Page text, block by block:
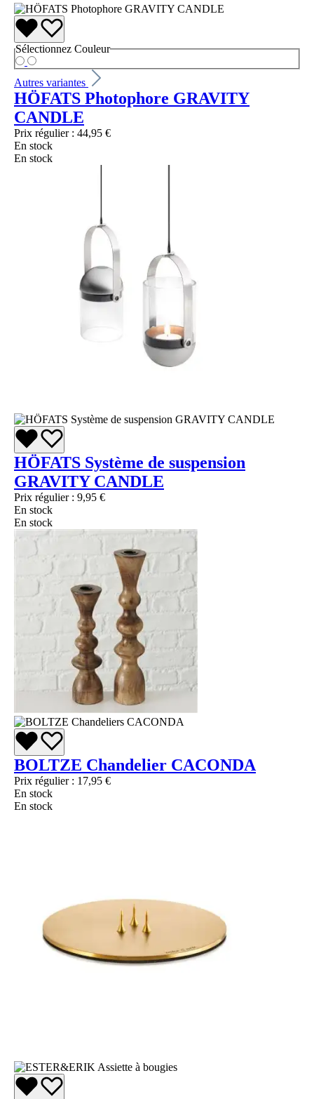
Sélectionnez Couleur
Autres variantes
HÖFATS Photophore GRAVITY
CANDLE
Prix régulier : 44,95 €
En stock
En stock
HÖFATS Système de suspension
GRAVITY CANDLE
Prix régulier : 9,95 €
En stock
En stock
BOLTZE Chandelier CACONDA
Prix régulier : 17,95 €
En stock
En stock